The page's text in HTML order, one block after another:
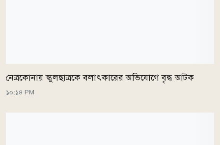
নেত্রকোনায় স্কুলছাত্রকে বলাৎকারের অভিযোগে বৃদ্ধ আটক
১০:১৪ PM